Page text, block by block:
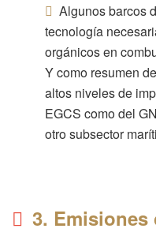
Algunos barcos
tecnología
orgánicos en
Y como resumen
altos niveles de
EGCS como del
otro subsector
3. Emisiones